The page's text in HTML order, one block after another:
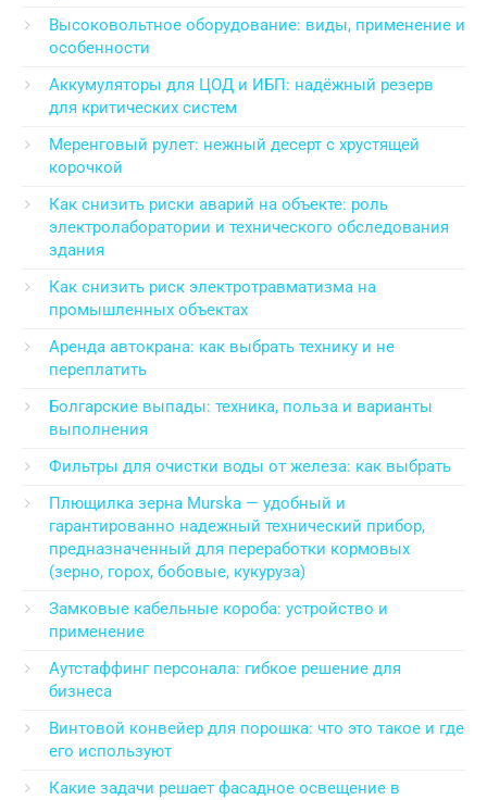
Высоковольтное оборудование: виды, применение и
особенности
Аккумуляторы для ЦОД и ИБП: надёжный резерв
для критических систем
Меренговый рулет: нежный десерт с хрустящей
корочкой
Как снизить риски аварий на объекте: роль
электролаборатории и технического обследования
здания
Как снизить риск электротравматизма на
промышленных объектах
Аренда автокрана: как выбрать технику и не
переплатить
Болгарские выпады: техника, польза и варианты
выполнения
Фильтры для очистки воды от железа: как выбрать
Плющилка зерна Murska — удобный и
гарантированно надежный технический прибор,
предназначенный для переработки кормовых
(зерно, горох, бобовые, кукуруза)
Замковые кабельные короба: устройство и
применение
Аутстаффинг персонала: гибкое решение для
бизнеса
Винтовой конвейер для порошка: что это такое и где
его используют
Какие задачи решает фасадное освещение в